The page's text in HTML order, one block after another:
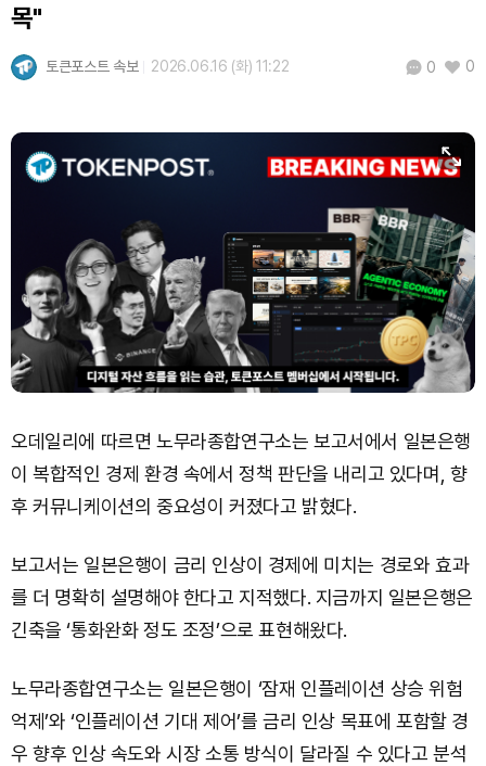
목"
토큰포스트 속보 2026.06.16 (화) 11:22 0 0
오데일리에 따르면 노무라종합연구소는 보고서에서 일본은행
이 복합적인 경제 환경 속에서 정책 판단을 내리고 있다며, 향
후 커뮤니케이션의 중요성이 커졌다고 밝혔다.
보고서는 일본은행이 금리 인상이 경제에 미치는 경로와 효과
를 더 명확히 설명해야 한다고 지적했다. 지금까지 일본은행은
긴축을 ‘통화완화 정도 조정’으로 표현해왔다.
노무라종합연구소는 일본은행이 ‘잠재 인플레이션 상승 위험
억제’와 ‘인플레이션 기대 제어’를 금리 인상 목표에 포함할 경
우 향후 인상 속도와 시장 소통 방식이 달라질 수 있다고 분석